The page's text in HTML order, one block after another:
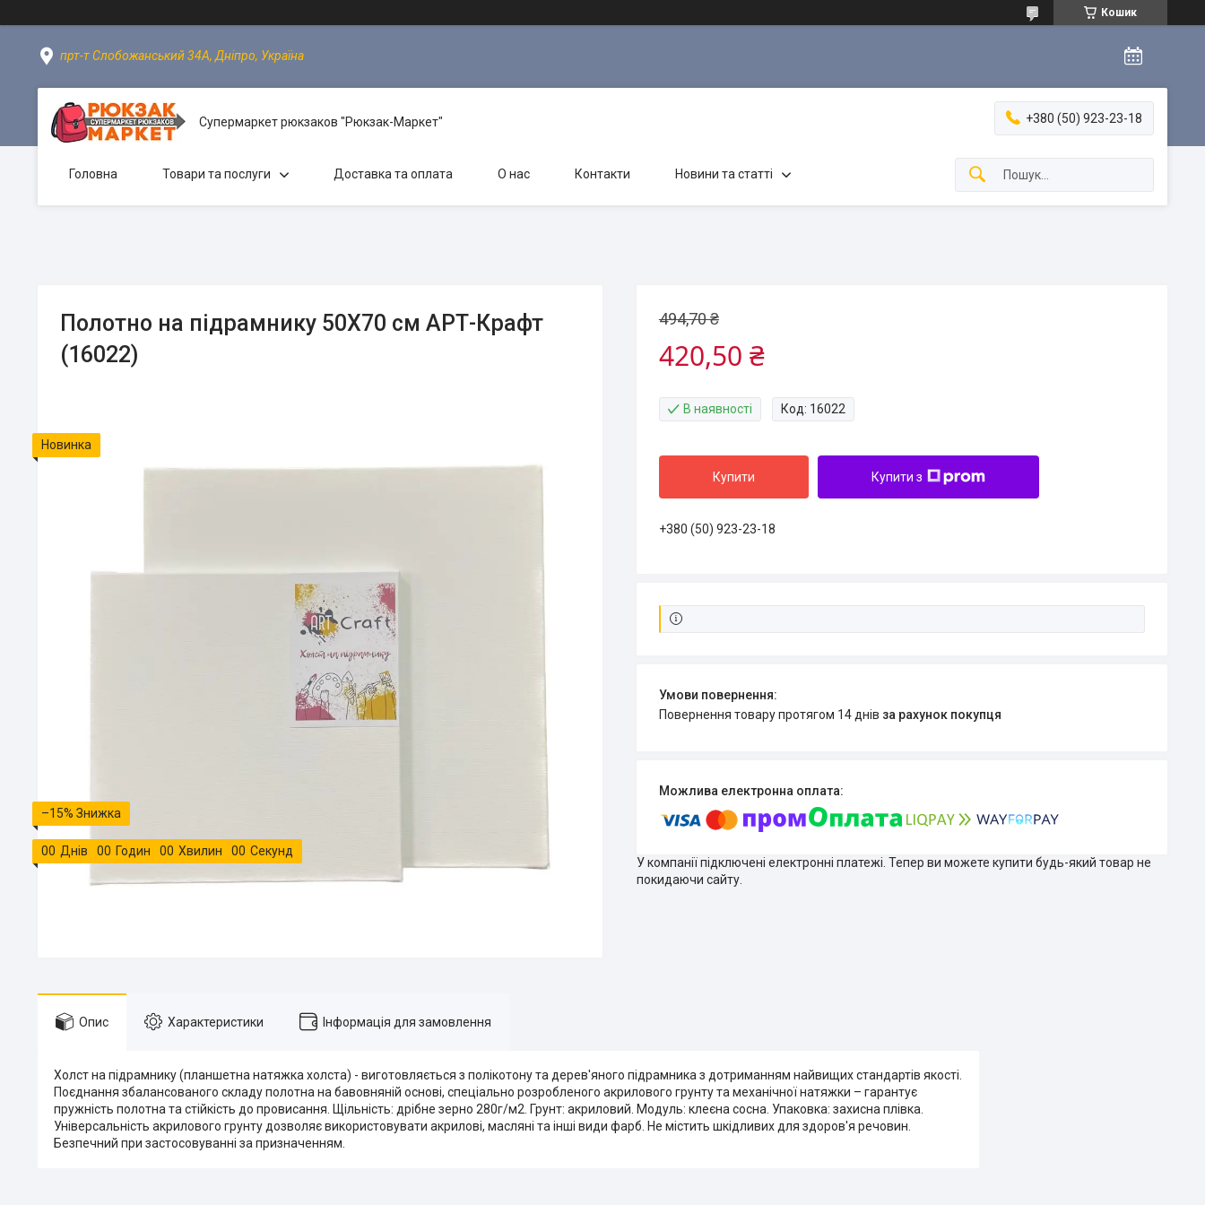
Кошик
прт-т Слобожанський 34А, Дніпро, Україна
Супермаркет рюкзаков "Рюкзак-Маркет" +380 (50) 923-23-18
Головна Товари та послуги Доставка та оплата О нас Контакти Новини та статті
Полотно на підрамнику 50Х70 см АРТ-Крафт
(16022)
Новинка
–15%
00 Днів 00 Годин 00 Хвилин 00 Секунд
494,70 ₴
420,50 ₴
В наявності Код: 16022
Купити Купити з
+380 (50) 923-23-18
повернення товару протягом 14 днів за рахунок покупця
У компанії підключені електронні платежі. Тепер ви можете купити будь-який товар не
покидаючи сайту.
Опис Характеристики Інформація для замовлення
Холст на підрамнику (планшетна натяжка холста) - виготовляється з полікотону та дерев'яного підрамника з дотриманням найвищих стандартів якості.
Поєднання збалансованого складу полотна на бавовняній основі, спеціально розробленого акрилового грунту та механічної натяжки – гарантує
пружність полотна та стійкість до провисання. Щільність: дрібне зерно 280г/м2. Грунт: акриловий. Модуль: клеєна сосна. Упаковка: захисна плівка.
Універсальність акрилового грунту дозволяє використовувати акрилові, масляні та інші види фарб. Не містить шкідливих для здоров'я речовин.
Безпечний при застосовуванні за призначенням.